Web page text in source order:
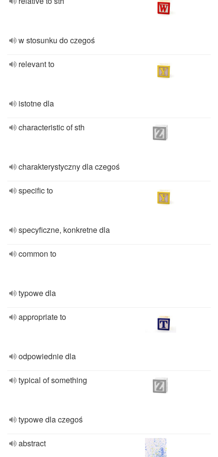
w stosunku do czegoś
relevant to
istotne dla
characteristic of sth
charakterystyczny dla czegoś
specific to
specyficzne, konkretne dla
common to
typowe dla
appropriate to
odpowiednie dla
typical of something
typowe dla czegoś
abstract